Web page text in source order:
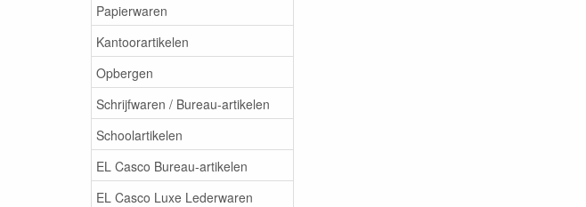
Papierwaren
Kantoorartikelen
Opbergen
Schrijfwaren / Bureau-artikelen
Schoolartikelen
EL Casco Bureau-artikelen
EL Casco Luxe Lederwaren